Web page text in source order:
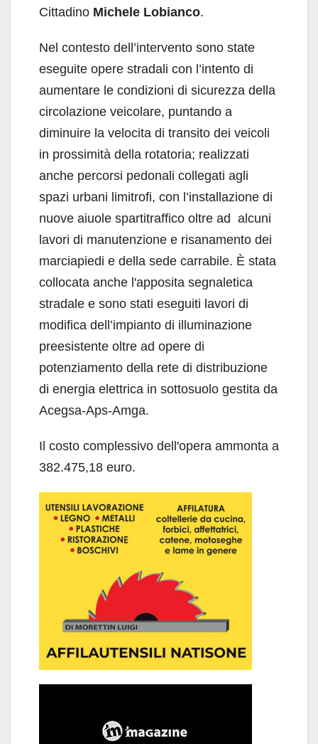
Cittadino Michele Lobianco.
Nel contesto dell’intervento sono state
eseguite opere stradali con l’intento di
aumentare le condizioni di sicurezza della
circolazione veicolare, puntando a
diminuire la velocita di transito dei veicoli
in prossimità della rotatoria; realizzati
anche percorsi pedonali collegati agli
spazi urbani limitrofi, con l’installazione di
nuove aiuole spartitraffico oltre ad alcuni
lavori di manutenzione e risanamento dei
marciapiedi e della sede carrabile. È stata
collocata anche l'apposita segnaletica
stradale e sono stati eseguiti lavori di
modifica dell’impianto di illuminazione
preesistente oltre ad opere di
potenziamento della rete di distribuzione
di energia elettrica in sottosuolo gestita da
Acegsa-Aps-Amga.
Il costo complessivo dell'opera ammonta a
382.475,18 euro.